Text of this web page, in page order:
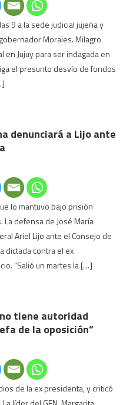
9 a la sede judicial jujeña y
Morales. Milagro
en Jujuy para ser indagada en
el presunto desvío de fondos
denunciará a Lijo ante
lo mantuvo bajo prisión
defensa de José María
Ariel Lijo ante el Consejo de
dictada contra el ex
“Salió un martes la […]
tiene autoridad
de la oposición”
de la ex presidenta, y criticó